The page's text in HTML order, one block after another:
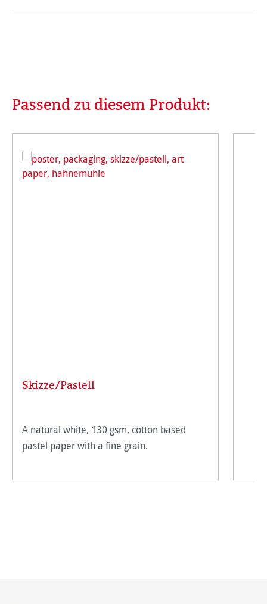
Produktgalerie überspringen
Passend zu diesem Produkt:
Skizze/Pastell
A natural white, 130 gsm, cotton based
pastel paper with a fine grain.